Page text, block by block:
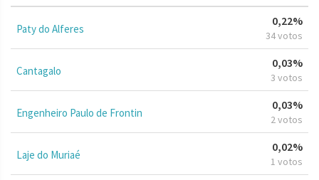
Paty do Alferes
0,22%
34 votos
Cantagalo
0,03%
3 votos
Engenheiro Paulo de Frontin
0,03%
2 votos
Laje do Muriaé
0,02%
1 votos